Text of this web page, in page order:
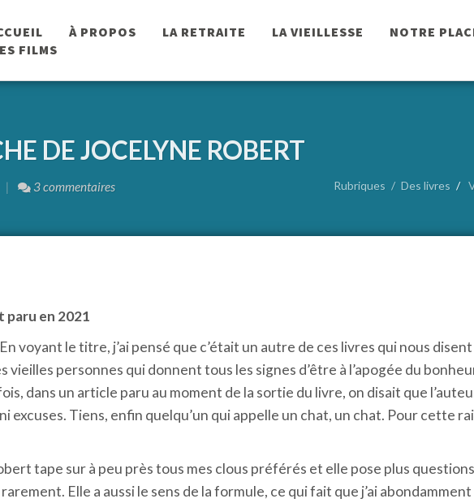
À PROPOS LA RETRAITE LA VIEILLESSE NOTRE
FILMS
DE JOCELYNE ROBERT
3 commentaires Rubriques Des livres
paru en 2021
voyant le titre, j’ai pensé que c’était un autre de ces livres qui nous
personnes qui donnent tous les signes d’être à l’apogée du
dans un article paru au moment de la sortie du livre, on disait que
excuses. Tiens, enfin quelqu’un qui appelle un chat, un chat. Pour cette
tape sur à peu près tous mes clous préférés et elle pose plus questions
Elle a aussi le sens de la formule, ce qui fait que j’ai